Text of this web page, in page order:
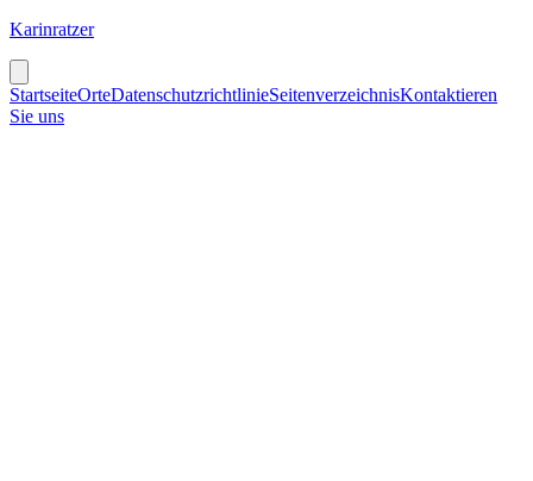
Karinratzer
StartseiteOrteDatenschutzrichtlinieSeitenverzeichnisKontaktieren
Sie uns